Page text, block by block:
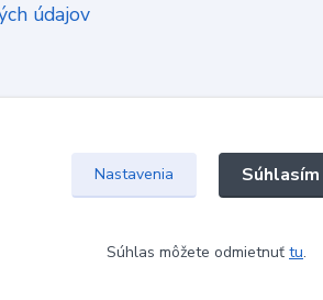
údajov
Nastavenia Súhlasím
Súhlas môžete odmietnuť tu.